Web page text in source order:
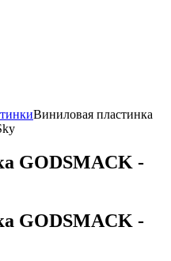
Виниловая пластинка
GODSMACK -
GODSMACK -